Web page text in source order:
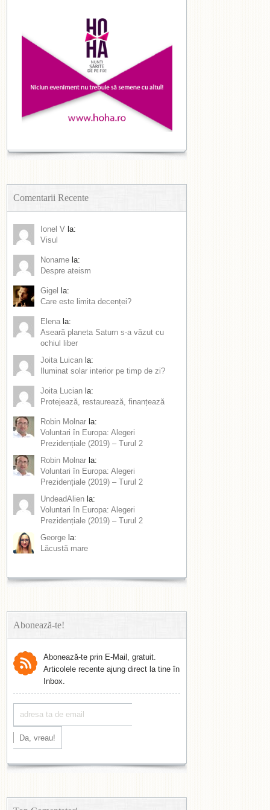
Comentarii Recente
Ionel V la:
Visul
Noname la:
Despre ateism
Gigel
la:
Care este limita decenței?
Elena la:
Aseară planeta Saturn s-a văzut cu
ochiul liber
Joita Luican la:
Iluminat solar interior pe timp de zi?
Joita Lucian la:
Protejează, restaurează, finanțează
Robin Molnar la:
Voluntari în Europa: Alegeri
Prezidențiale (2019) – Turul 2
Robin Molnar la:
Voluntari în Europa: Alegeri
Prezidențiale (2019) – Turul 2
UndeadAlien la:
Voluntari în Europa: Alegeri
Prezidențiale (2019) – Turul 2
George la:
Lăcustă mare
Abonează-te!
Abonează-te prin E-Mail, gratuit.
Articolele recente ajung direct la tine în
Inbox.